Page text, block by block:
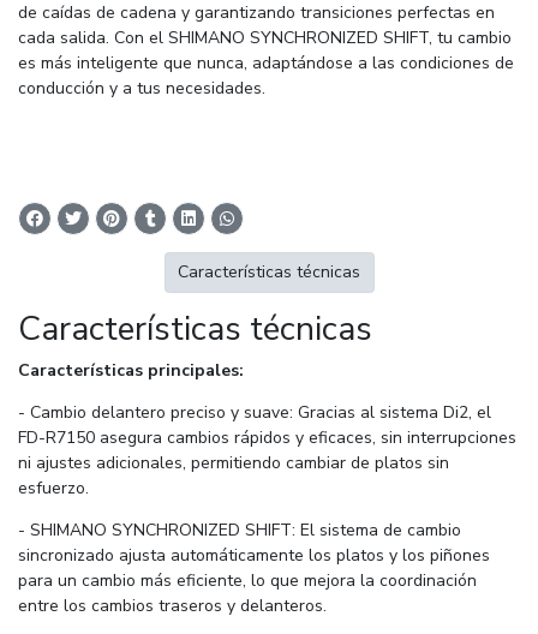
de caídas de cadena y garantizando transiciones perfectas en
cada salida. Con el SHIMANO SYNCHRONIZED SHIFT, tu cambio
es más inteligente que nunca, adaptándose a las condiciones de
conducción y a tus necesidades.
Características técnicas
Características principales:
- Cambio delantero preciso y suave: Gracias al sistema Di2, el
FD-R7150 asegura cambios rápidos y eficaces, sin interrupciones
ni ajustes adicionales, permitiendo cambiar de platos sin
esfuerzo.
- SHIMANO SYNCHRONIZED SHIFT: El sistema de cambio
sincronizado ajusta automáticamente los platos y los piñones
para un cambio más eficiente, lo que mejora la coordinación
entre los cambios traseros y delanteros.
Características técnicas